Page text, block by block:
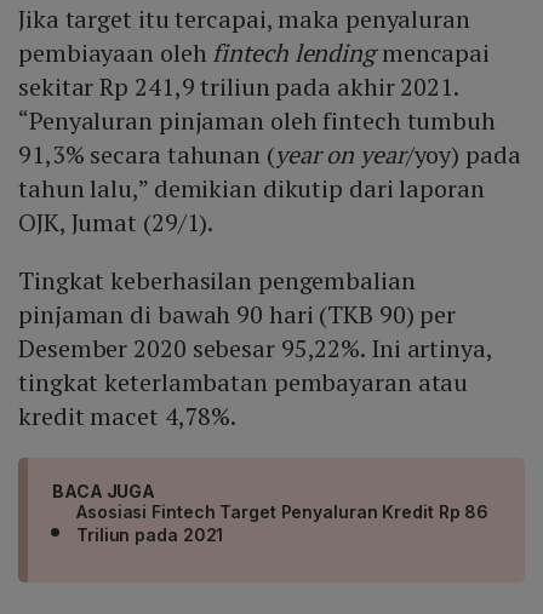
Jika target itu tercapai, maka penyaluran
pembiayaan oleh fintech lendingmencapai
sekitar Rp 241,9 triliun pada akhir 2021.
“Penyaluran pinjaman oleh fintech tumbuh
91,3% secara tahunan (year on year/yoy) pada
tahun lalu,” demikian dikutip dari laporan
OJK, Jumat (29/1).
Tingkat keberhasilan pengembalian
pinjaman di bawah 90 hari (TKB 90) per
Desember 2020 sebesar 95,22%. Ini artinya,
tingkat keterlambatan pembayaran atau
kredit macet 4,78%.
BACA JUGA
Asosiasi Fintech Target Penyaluran Kredit Rp 86
Triliun pada 2021